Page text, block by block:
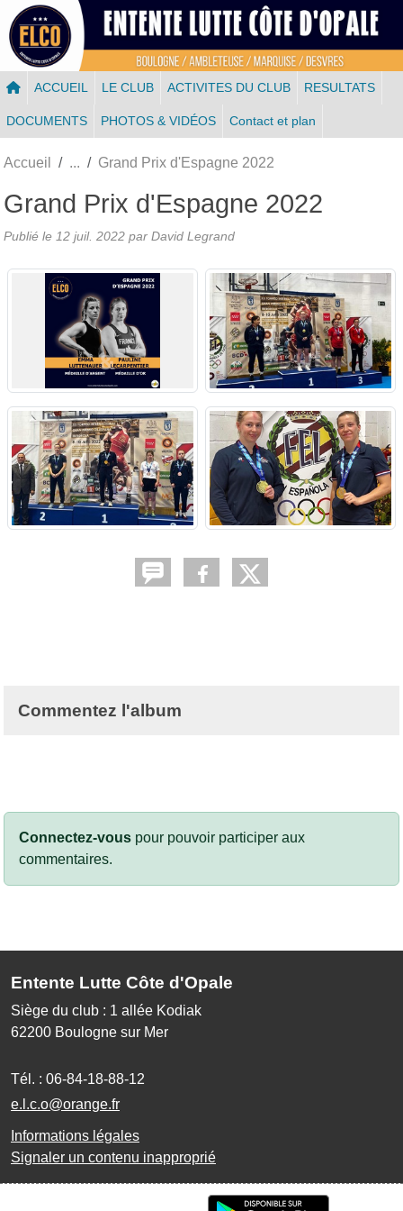
ACCUEIL LE CLUB ACTIVITES DU CLUB RESULTATS
DOCUMENTS PHOTOS & VIDÉOS Contact et plan
Accueil Grand Prix d'Espagne 2022
Grand Prix d'Espagne 2022
Publié le 12 juil. 2022 par David Legrand
Commentez l'album
Connectez-vous pour pouvoir participer aux
commentaires.
Entente Lutte Côte d'Opale
Siège du club : 1 allée Kodiak
62200 Boulogne sur Mer
Tél. : 06-84-18-88-12
e.l.c.o@orange.fr
Informations légales
Signaler un contenu inapproprié
Panneau de gestion des cookies